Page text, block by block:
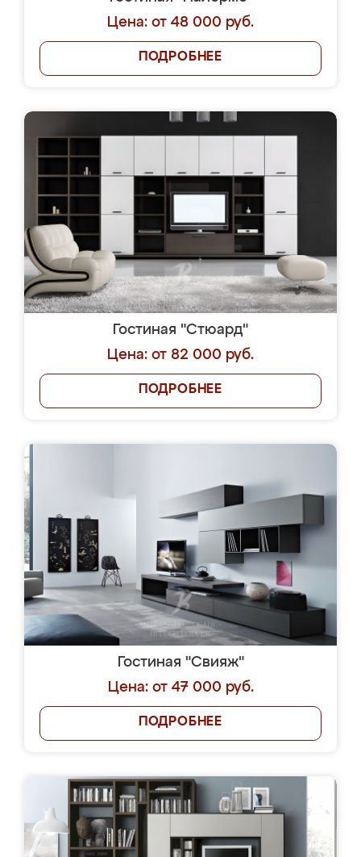
Цена: от 48 000 руб.
ПОДРОБНЕЕ
Гостиная "Стюард"
Цена: от 82 000 руб.
ПОДРОБНЕЕ
Гостиная "Свияж"
Цена: от 47 000 руб.
ПОДРОБНЕЕ